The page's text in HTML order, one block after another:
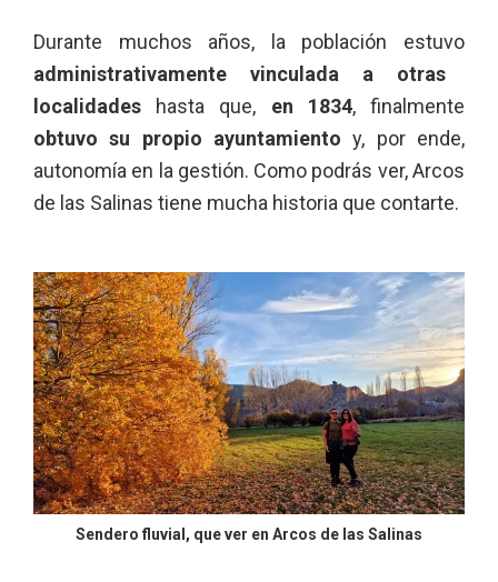
Durante muchos años, la población estuvo
administrativamente vinculada a otras
localidades hasta que, en 1834, finalmente
obtuvo su propio ayuntamiento y, por ende,
autonomía en la gestión. Como podrás ver, Arcos
de las Salinas tiene mucha historia que contarte.
Sendero fluvial, que ver en Arcos de las Salinas